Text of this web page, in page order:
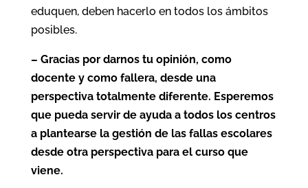
eduquen, deben hacerlo en todos los ámbitos
posibles.
– Gracias por darnos tu opinión, como
docente y como fallera, desde una
perspectiva totalmente diferente. Esperemos
que pueda servir de ayuda a todos los centros
a plantearse la gestión de las fallas escolares
desde otra perspectiva para el curso que
viene.